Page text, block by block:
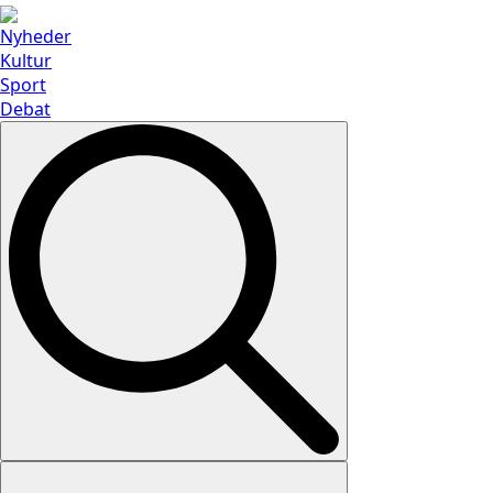
Nyheder
Kultur
Sport
Debat
Search